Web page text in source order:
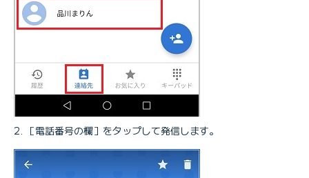
［電話番号の欄］をタップして発信します。